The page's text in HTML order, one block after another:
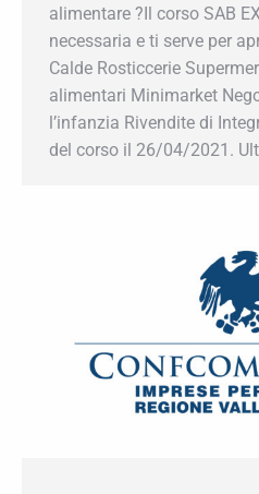
alimentare ?Il corso SAB
un’abilitazione necessaria
Fast-food Tavole Calde
Negozi di alimentari
prodotti per l’infanzia
alimentari Avvio del corso